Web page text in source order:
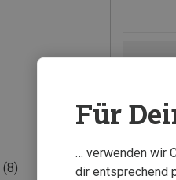
(8)
Für
… verwenden wir
dir entsprechend